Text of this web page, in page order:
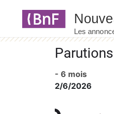
- 6 mois
2/6/2026